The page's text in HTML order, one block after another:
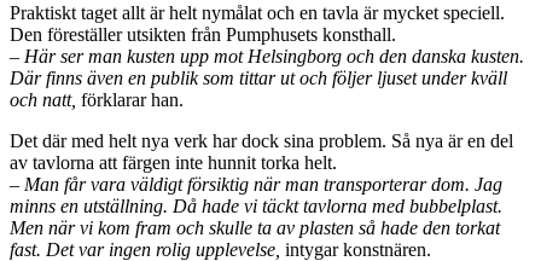
Praktiskt taget allt är helt nymålat och en tavla är mycket speciell.
Den föreställer utsikten från Pumphusets konsthall.
– Här ser man kusten upp mot Helsingborg och den danska kusten.
Där finns även en publik som tittar ut och följer ljuset under kväll
och natt, förklarar han.
Det där med helt nya verk har dock sina problem. Så nya är en del
av tavlorna att färgen inte hunnit torka helt.
– Man får vara väldigt försiktig när man transporterar dom. Jag
minns en utställning. Då hade vi täckt tavlorna med bubbelplast.
Men när vi kom fram och skulle ta av plasten så hade den torkat
fast. Det var ingen rolig upplevelse, intygar konstnären.